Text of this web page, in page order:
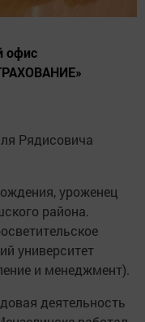
офис
Рядисовича
уроженец
района.
университет
и менеджмент).
деятельность